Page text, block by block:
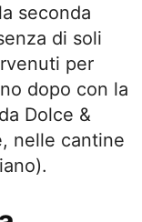
seconda
di soli
per
dopo con la
Dolce &
nelle cantine